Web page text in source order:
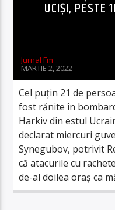
UCIȘI, PESTE
Jurnal Fm
MARTIE 2, 2022
Cel puțin 21 de
fost rănite în
Harkiv din estul
declarat miercuri
Synegubov, potrivit
că atacurile cu
de-al doilea oraș ca